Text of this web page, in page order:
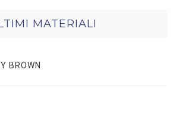
MATERIALI
BROWN